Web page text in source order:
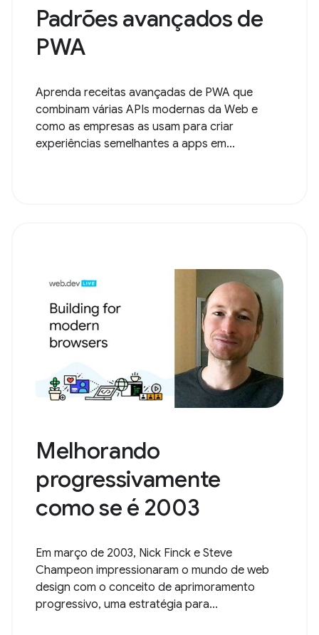
Padrões avançados de
PWA
Aprenda receitas avançadas de PWA que
combinam várias APIs modernas da Web e
como as empresas as usam para criar
experiências semelhantes a apps em...
Melhorando
progressivamente
como se é 2003
Em março de 2003, Nick Finck e Steve
Champeon impressionaram o mundo de web
design com o conceito de aprimoramento
progressivo, uma estratégia para...